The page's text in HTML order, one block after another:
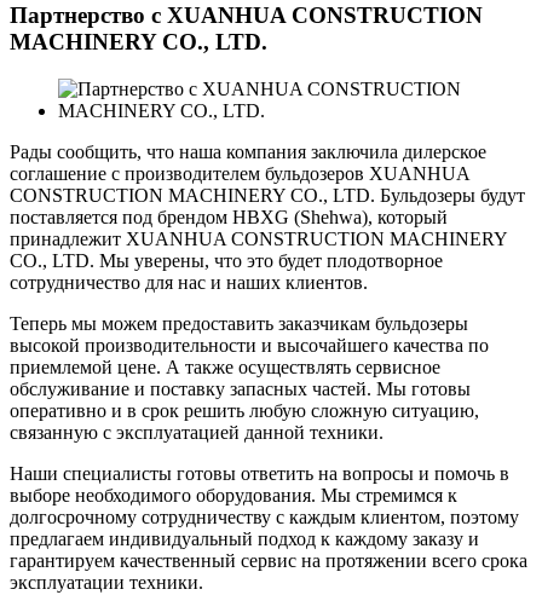
Партнерство с XUANHUA CONSTRUCTION
MACHINERY CO., LTD.
Рады сообщить, что наша компания заключила дилерское
соглашение с производителем бульдозеров XUANHUA
CONSTRUCTION MACHINERY CO., LTD. Бульдозеры будут
поставляется под брендом HBXG (Shehwa), который
принадлежит XUANHUA CONSTRUCTION MACHINERY
CO., LTD. Мы уверены, что это будет плодотворное
сотрудничество для нас и наших клиентов.
Теперь мы можем предоставить заказчикам бульдозеры
высокой производительности и высочайшего качества по
приемлемой цене. А также осуществлять сервисное
обслуживание и поставку запасных частей. Мы готовы
оперативно и в срок решить любую сложную ситуацию,
связанную с эксплуатацией данной техники.
Наши специалисты готовы ответить на вопросы и помочь в
выборе необходимого оборудования. Мы стремимся к
долгосрочному сотрудничеству с каждым клиентом, поэтому
предлагаем индивидуальный подход к каждому заказу и
гарантируем качественный сервис на протяжении всего срока
эксплуатации техники.